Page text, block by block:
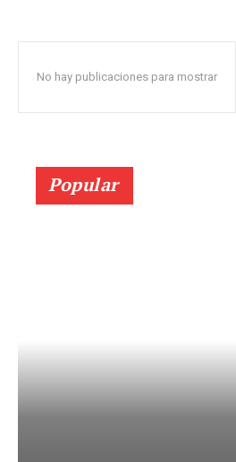
No hay publicaciones para mostrar
Popular